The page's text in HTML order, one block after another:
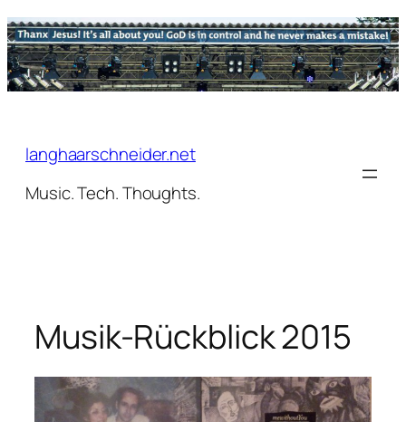
Zum
Inhalt
springen
langhaarschneider.net
Music. Tech. Thoughts.
Musik-Rückblick 2015